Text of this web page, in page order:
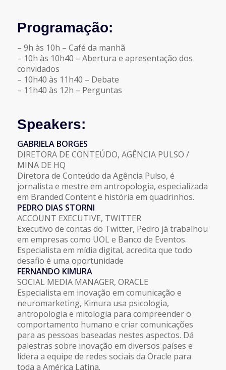
Programação:
– 9h às 10h – Café da manhã
– 10h às 10h40 – Abertura e apresentação dos
convidados
– 10h40 às 11h40 – Debate
– 11h40 às 12h – Perguntas
Speakers:
GABRIELA BORGES
DIRETORA DE CONTEÚDO, AGÊNCIA PULSO /
MINA DE HQ
Diretora de Conteúdo da Agência Pulso, é
jornalista e mestre em antropologia, especializada
em Branded Content e história em quadrinhos.
PEDRO DIAS STORNI
ACCOUNT EXECUTIVE, TWITTER
Executivo de contas do Twitter, Pedro já trabalhou
em empresas como UOL e Banco de Eventos.
Especialista em mídia digital, acredita que todo
desafio é uma oportunidade
FERNANDO KIMURA
SOCIAL MEDIA MANAGER, ORACLE
Especialista em inovação em comunicação e
neuromarketing, Kimura usa psicologia,
antropologia e mitologia para compreender o
comportamento humano e criar comunicações
para as pessoas baseadas nestes aspectos. Dá
palestras sobre inovação em diversos países e
lidera a equipe de redes sociais da Oracle para
toda a América Latina.